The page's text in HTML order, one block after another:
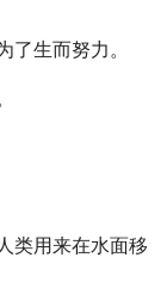
生而努力。
类用来在水面移